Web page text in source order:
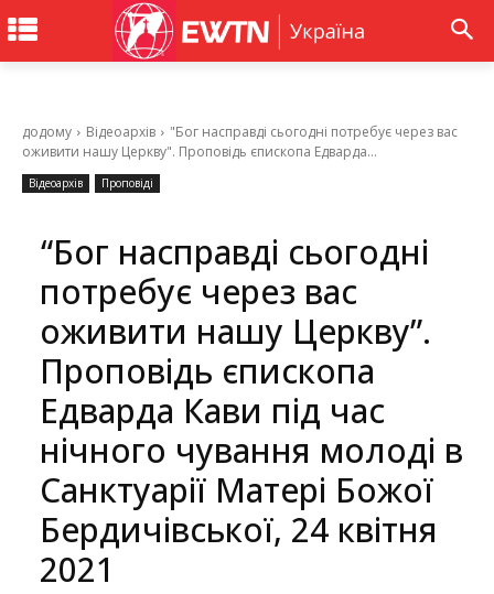
додому Відеоархів
"Бог насправді сьогодні потребує через вас
оживити нашу Церкву". Проповідь єпископа Едварда...
Відеоархів Проповіді
“Бог насправді сьогодні
потребує через вас
оживити нашу Церкву”.
Проповідь єпископа
Едварда Кави під час
нічного чування молоді в
Санктуарії Матері Божої
Бердичівської, 24 квітня
2021